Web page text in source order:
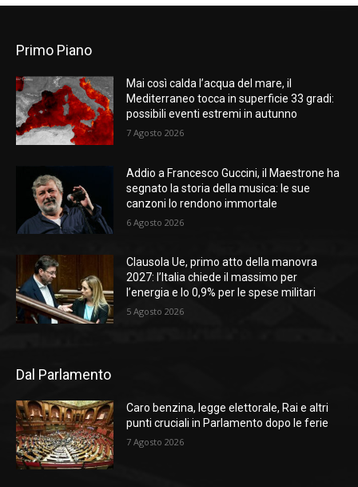
Primo Piano
Mai così calda l’acqua del mare, il
Mediterraneo tocca in superficie 33 gradi:
possibili eventi estremi in autunno
7 Agosto 2026
Addio a Francesco Guccini, il Maestrone ha
segnato la storia della musica: le sue
canzoni lo rendono immortale
6 Agosto 2026
Clausola Ue, primo atto della manovra
2027: l’Italia chiede il massimo per
l’energia e lo 0,9% per le spese militari
5 Agosto 2026
Dal Parlamento
Caro benzina, legge elettorale, Rai e altri
punti cruciali in Parlamento dopo le ferie
7 Agosto 2026